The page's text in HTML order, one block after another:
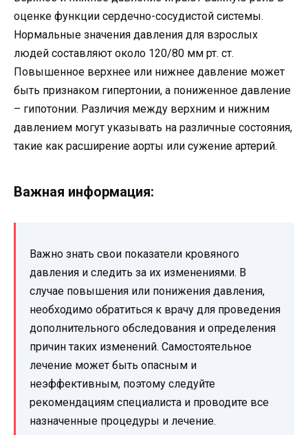
оценке функции сердечно-сосудистой системы.
Нормальные значения давления для взрослых
людей составляют около 120/80 мм рт. ст.
Повышенное верхнее или нижнее давление может
быть признаком гипертонии, а пониженное давление
– гипотонии. Различия между верхним и нижним
давлением могут указывать на различные состояния,
такие как расширение аорты или сужение артерий.
Важная информация:
Важно знать свои показатели кровяного
давления и следить за их изменениями. В
случае повышения или понижения давления,
необходимо обратиться к врачу для проведения
дополнительного обследования и определения
причин таких изменений. Самостоятельное
лечение может быть опасным и
неэффективным, поэтому следуйте
рекомендациям специалиста и проводите все
назначенные процедуры и лечение.